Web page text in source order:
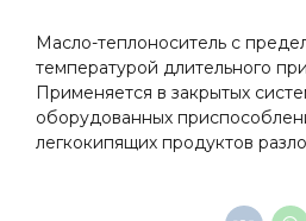
Масло-теплоноситель с
температурой длительного
Применяется в закрытых
оборудованных
легкокипящих продуктов